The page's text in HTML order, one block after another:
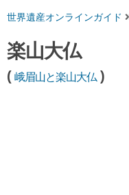
世界遺産オンラインガイド
楽山大仏
( 峨眉山と楽山大仏 )